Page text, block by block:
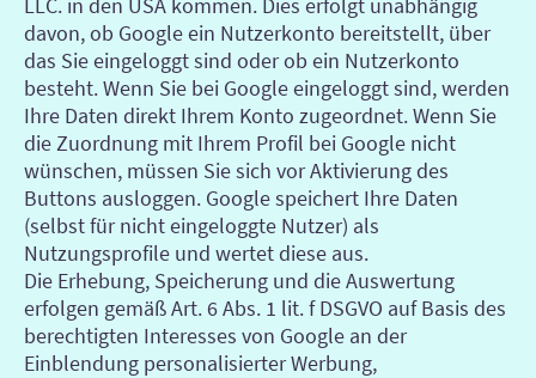
LLC. in den USA kommen. Dies erfolgt unabhängig
davon, ob Google ein Nutzerkonto bereitstellt, über
das Sie eingeloggt sind oder ob ein Nutzerkonto
besteht. Wenn Sie bei Google eingeloggt sind, werden
Ihre Daten direkt Ihrem Konto zugeordnet. Wenn Sie
die Zuordnung mit Ihrem Profil bei Google nicht
wünschen, müssen Sie sich vor Aktivierung des
Buttons ausloggen. Google speichert Ihre Daten
(selbst für nicht eingeloggte Nutzer) als
Nutzungsprofile und wertet diese aus.
Die Erhebung, Speicherung und die Auswertung
erfolgen gemäß Art. 6 Abs. 1 lit. f DSGVO auf Basis des
berechtigten Interesses von Google an der
Einblendung personalisierter Werbung,